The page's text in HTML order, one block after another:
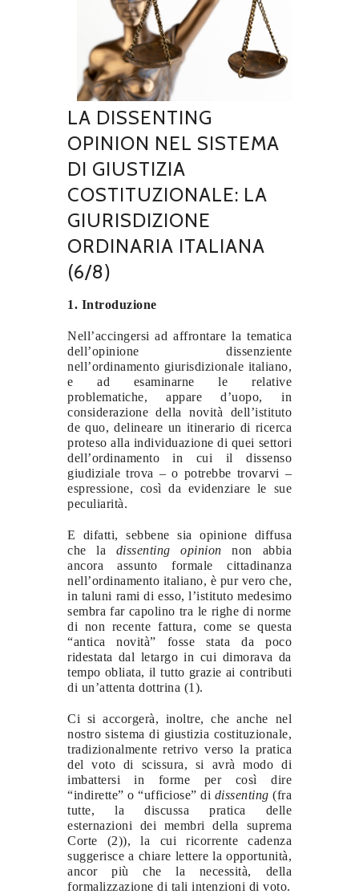
LA DISSENTING
OPINION NEL SISTEMA
DI GIUSTIZIA
COSTITUZIONALE: LA
GIURISDIZIONE
ORDINARIA ITALIANA
(6/8)
1. Introduzione
Nell’accingersi ad affrontare la tematica
dell’opinione dissenziente
nell’ordinamento giurisdizionale italiano,
e ad esaminarne le relative
problematiche, appare d’uopo, in
considerazione della novità dell’istituto
de quo, delineare un itinerario di ricerca
proteso alla individuazione di quei settori
dell’ordinamento in cui il dissenso
giudiziale trova – o potrebbe trovarvi –
espressione, così da evidenziare le sue
peculiarità.
E difatti, sebbene sia opinione diffusa
che la dissenting opinionnon abbia
ancora assunto formale cittadinanza
nell’ordinamento italiano, è pur vero che,
in taluni rami di esso, l’istituto medesimo
sembra far capolino tra le righe di norme
di non recente fattura, come se questa
“antica novità” fosse stata da poco
ridestata dal letargo in cui dimorava da
tempo obliata, il tutto grazie ai contributi
di un’attenta dottrina (1).
Ci si accorgerà, inoltre, che anche nel
nostro sistema di giustizia costituzionale,
tradizionalmente retrivo verso la pratica
del voto di scissura, si avrà modo di
imbattersi in forme per così dire
“indirette” o “ufficiose” di dissenting (fra
tutte, la discussa pratica delle
esternazioni dei membri della suprema
Corte (2)), la cui ricorrente cadenza
suggerisce a chiare lettere la opportunità,
ancor più che la necessità, della
formalizzazione di tali intenzioni di voto.